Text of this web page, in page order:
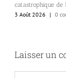
catastrophique de
3 Août 2026
| 0
Laisser un